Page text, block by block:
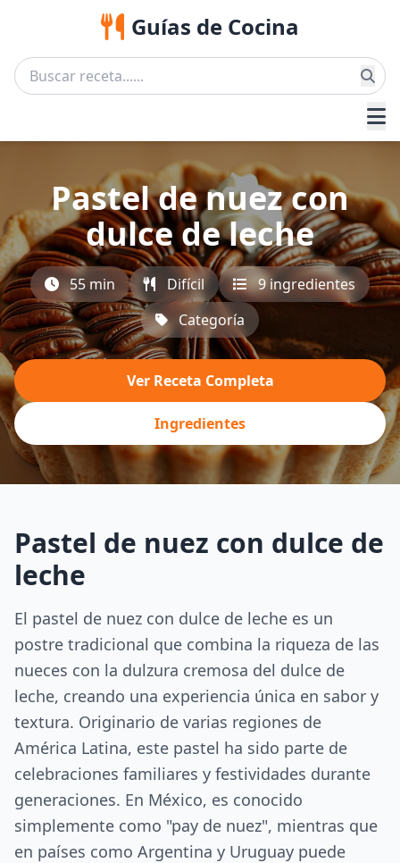
Guías de Cocina
Pastel de nuez con
dulce de leche
55 min Difícil
9 ingredientes
Categoría
Ver Receta Completa
Ingredientes
Pastel de nuez con dulce de
leche
El pastel de nuez con dulce de leche es un
postre tradicional que combina la riqueza de las
nueces con la dulzura cremosa del dulce de
leche, creando una experiencia única en sabor y
textura. Originario de varias regiones de
América Latina, este pastel ha sido parte de
celebraciones familiares y festividades durante
generaciones. En México, es conocido
simplemente como "pay de nuez", mientras que
en países como Argentina y Uruguay puede